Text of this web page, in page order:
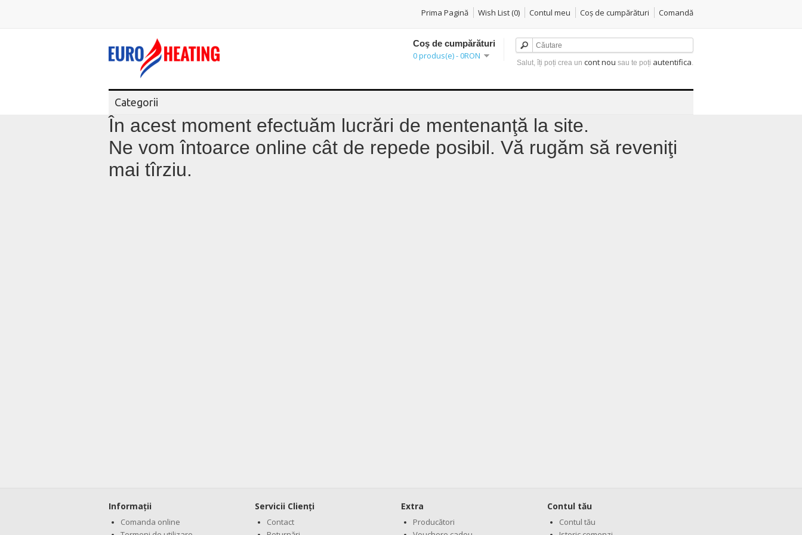
Prima Pagină Wish List (0) Contul meu Coş de cumpărături Comandă
Coş de cumpărături
0 produs(e) - 0RON
Salut, îți poți crea un cont nou sau te poți autentifica.
Categorii
În acest moment efectuăm lucrări de mentenanţă la site.
Ne vom întoarce online cât de repede posibil. Vă rugăm să reveniţi
mai tîrziu.
Informaţii
Comanda online
Servicii Clienţi
Contact
Extra
Producători
Contul tău
Contul tău